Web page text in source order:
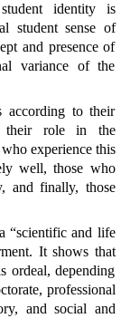
identity is
student sense of
and presence of
variance of the
according to their
their role in the
experience this
well, those who
and finally, those
“scientific and life
It shows that
ordeal, depending
professional
and social and